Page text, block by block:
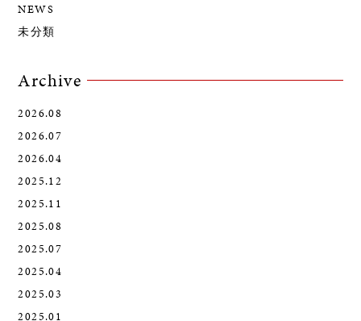
NEWS
未分類
Archive
2026.08
2026.07
2026.04
2025.12
2025.11
2025.08
2025.07
2025.04
2025.03
2025.01